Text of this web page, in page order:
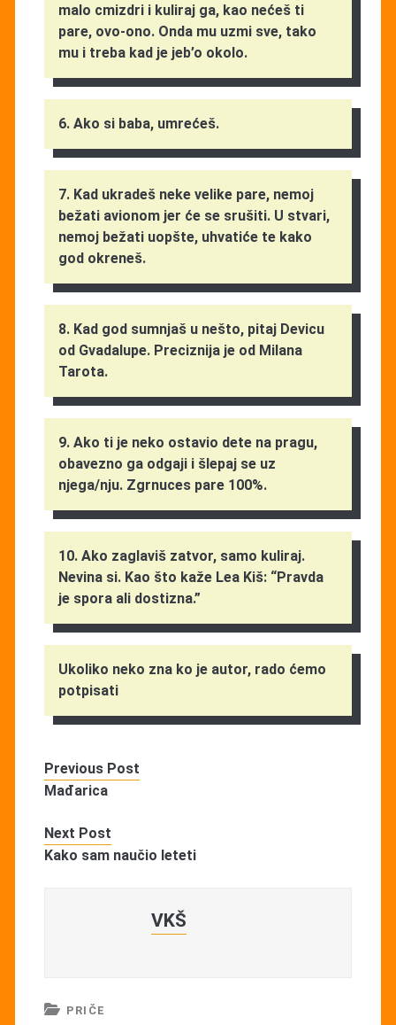
malo cmizdri i kuliraj ga, kao nećeš ti
pare, ovo-ono. Onda mu uzmi sve, tako
mu i treba kad je jeb’o okolo.
6. Ako si baba, umrećeš.
7. Kad ukradeš neke velike pare, nemoj
bežati avionom jer će se srušiti. U stvari,
nemoj bežati uopšte, uhvatiće te kako
god okreneš.
8. Kad god sumnjaš u nešto, pitaj Devicu
od Gvadalupe. Preciznija je od Milana
Tarota.
9. Ako ti je neko ostavio dete na pragu,
obavezno ga odgaji i šlepaj se uz
njega/nju. Zgrnuces pare 100%.
10. Ako zaglaviš zatvor, samo kuliraj.
Nevina si. Kao što kaže Lea Kiš: “Pravda
je spora ali dostizna.”
Ukoliko neko zna ko je autor, rado ćemo
potpisati
Previous Post
Mađarica
Next Post
Kako sam naučio leteti
VKŠ
PRIČE